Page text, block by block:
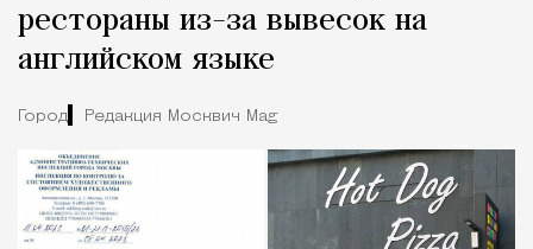
рестораны из-за вывесок на
английском языке
Город Редакция Москвич Mag